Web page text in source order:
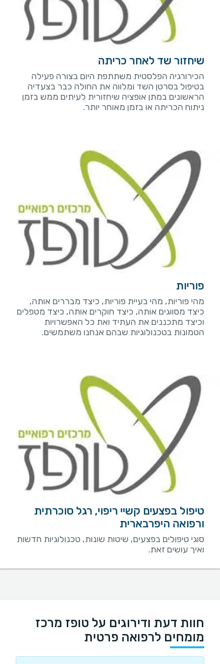
שיחזור שד לאחר כריתה
הכירורגיה הפלסטית משתתפת היום בצורה פעילה
בטיפול בסרטן השד ומלווה את החולה כבר בצעדיה
הראשונים במתן אופציה שיחזורית לעיתים ממש בזמן
ניתוח הכריתה או בזמן מאוחר יותר.
פוריות
מהי פוריות, מהי בעיית פוריות, כיצד מבררים אותה,
כיצד מסווגים אותה, כיצד חוקרים אותה, כיצד מטפלים
וכיצד מתכננים את העתיד ואת כל האפשרויות
הטמונות בטכנולוגיות שבהם אנחנו משתמשים.
טיפול בפצעים קשיי ריפוי, רגל סוכרתית
ורפואה היפרבארית
סוגי טיפולים בפצעים, שיטות שונות, טכנולוגיות חדשות
ואיך עושים זאת.
חוות דעת ודירוגים על טופז מרכז
מומחים לרפואה פרטית